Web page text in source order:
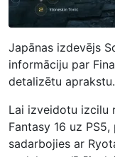
Japānas izdevējs
informāciju par
detalizētu aprakstu.
Lai izveidotu izcilu
Fantasy 16 uz
sadarbojies ar